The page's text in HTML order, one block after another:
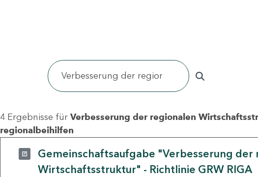
4 Ergebnisse für Verbesserung der regionalen
regionalbeihilfen
Gemeinschaftsaufgabe "Verbesserung der
Wirtschaftsstruktur" - Richtlinie GRW RIGA